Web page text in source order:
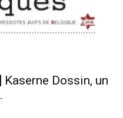
Dossin, un